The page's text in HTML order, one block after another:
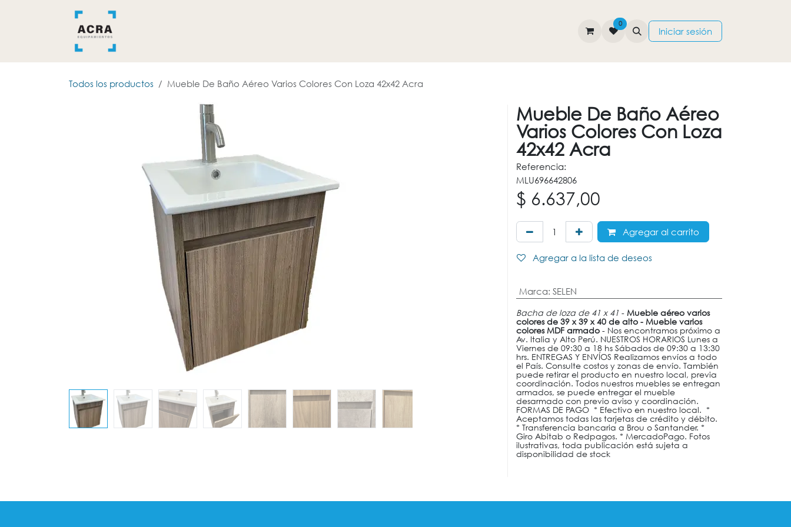
CONTÁCTENOS
0
Iniciar sesión
Todos los productos Mueble De Baño Aéreo Varios Colores Con Loza 42x42 Acra
Mueble De Baño Aéreo
Varios Colores Con Loza
42x42 Acra
Referencia:
MLU696642806
$ 6.637,00
Agregar al carrito
Agregar a la lista de deseos
Marca: SELEN
Bacha de loza de 41 x 41 - Mueble aéreo varios
colores de 39 x 39 x 40 de alto - Mueble varios
colores MDF armado - Nos encontramos próximo a
Av. Italia y Alto Perú. NUESTROS HORARIOS Lunes a
Viernes de 09:30 a 18 hs Sábados de 09:30 a 13:30
hrs. ENTREGAS Y ENVÍOS Realizamos envíos a todo
el País. Consulte costos y zonas de envío. También
puede retirar el producto en nuestro local, previa
coordinación. Todos nuestros muebles se entregan
armados, se puede entregar el mueble
desarmado con previo aviso y coordinación.
FORMAS DE PAGO * Efectivo en nuestro local. *
Aceptamos todas las tarjetas de crédito y débito.
* Transferencia bancaria a Brou o Santander. *
Giro Abitab o Redpagos. * MercadoPago. Fotos
ilustrativas, toda publicación está sujeta a
disponibilidad de stock